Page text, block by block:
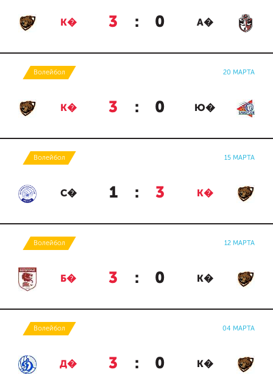
К� 3 : 0 А�
Волейбол 20 МАРТА
К� 3 : 0 Ю�
Волейбол 15 МАРТА
С� 1 : 3 К�
Волейбол 12 МАРТА
Б� 3 : 0 К�
Волейбол 04 МАРТА
Д� 3 : 0 К�